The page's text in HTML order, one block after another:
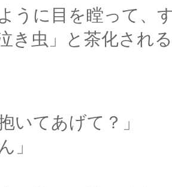
うに目を瞠って、
き虫」と茶化され
いてあげて？」
」